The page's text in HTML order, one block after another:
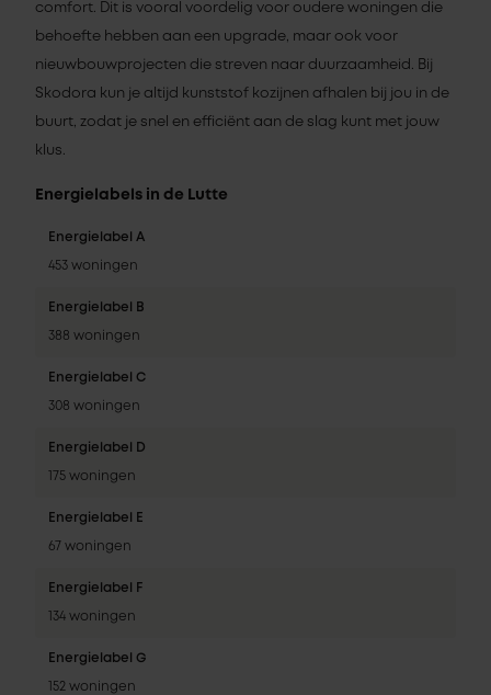
comfort. Dit is vooral voordelig voor oudere woningen die
behoefte hebben aan een upgrade, maar ook voor
nieuwbouwprojecten die streven naar duurzaamheid. Bij
Skodora kun je altijd kunststof kozijnen afhalen bij jou in de
buurt, zodat je snel en efficiënt aan de slag kunt met jouw
klus.
Energielabels in de Lutte
Energielabel A
453 woningen
Energielabel B
388 woningen
Energielabel C
308 woningen
Energielabel D
175 woningen
Energielabel E
67 woningen
Energielabel F
134 woningen
Energielabel G
152 woningen